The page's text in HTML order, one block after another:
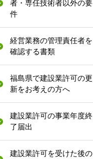
者・専任技術者以外の要
件
経営業務の管理責任者を
確認する書類
福島県で建設業許可の更
新をお考えの方へ
建設業許可の事業年度終
了届出
建設業許可を受けた後の